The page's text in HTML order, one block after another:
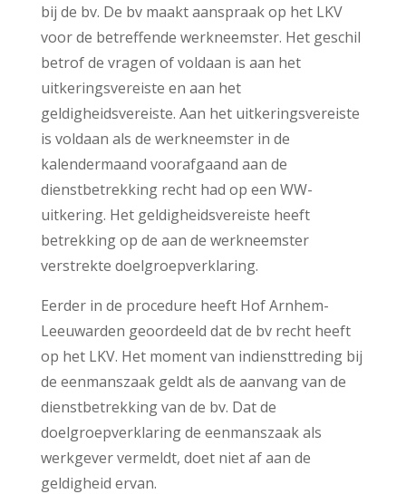
bij de bv. De bv maakt aanspraak op het LKV
voor de betreffende werkneemster. Het geschil
betrof de vragen of voldaan is aan het
uitkeringsvereiste en aan het
geldigheidsvereiste. Aan het uitkeringsvereiste
is voldaan als de werkneemster in de
kalendermaand voorafgaand aan de
dienstbetrekking recht had op een WW-
uitkering. Het geldigheidsvereiste heeft
betrekking op de aan de werkneemster
verstrekte doelgroepverklaring.
Eerder in de procedure heeft Hof Arnhem-
Leeuwarden geoordeeld dat de bv recht heeft
op het LKV. Het moment van indiensttreding bij
de eenmanszaak geldt als de aanvang van de
dienstbetrekking van de bv. Dat de
doelgroepverklaring de eenmanszaak als
werkgever vermeldt, doet niet af aan de
geldigheid ervan.